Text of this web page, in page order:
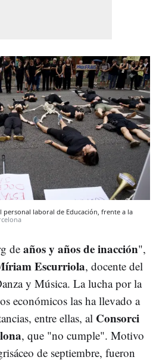
laboral de Educación, frente a la
de años y años de inacción",
Escurriola, docente del
y Música. La lucha por la
económicos las ha llevado a
entre ellas, al Consorci
, que "no cumple". Motivo
de septiembre, fueron